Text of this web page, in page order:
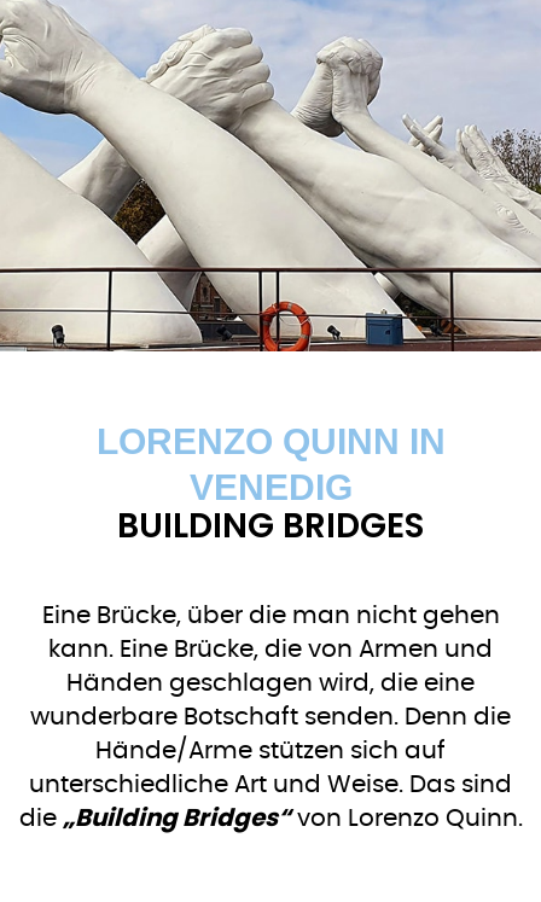
LORENZO QUINN IN
VENEDIG
BUILDING BRIDGES
Eine Brücke, über die man nicht gehen
kann. Eine Brücke, die von Armen und
Händen geschlagen wird, die eine
wunderbare Botschaft senden. Denn die
Hände/Arme stützen sich auf
unterschiedliche Art und Weise. Das sind
die „Building Bridges“von Lorenzo Quinn.